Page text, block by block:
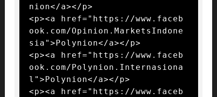
nion</a></p>
<p><a href="https://www.faceb
ook.com/Opinion.MarketsIndone
sia">Polynion</a></p>
<p><a href="https://www.faceb
ook.com/Polynion.Internasiona
l">Polynion</a></p>
<p><a href="https://www.faceb